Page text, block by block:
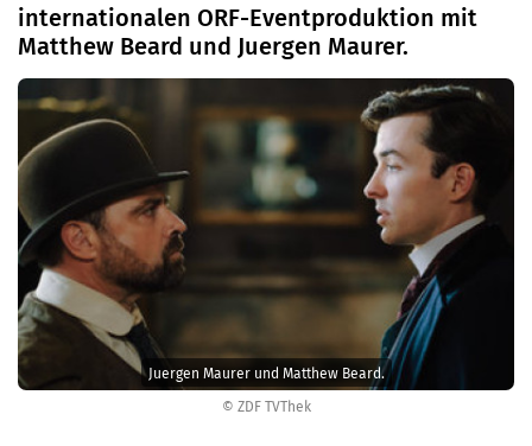
© ZDF TVThek
Juergen Maurer und Matthew Beard.
internationalen ORF-Eventproduktion mit
Matthew Beard und Juergen Maurer.